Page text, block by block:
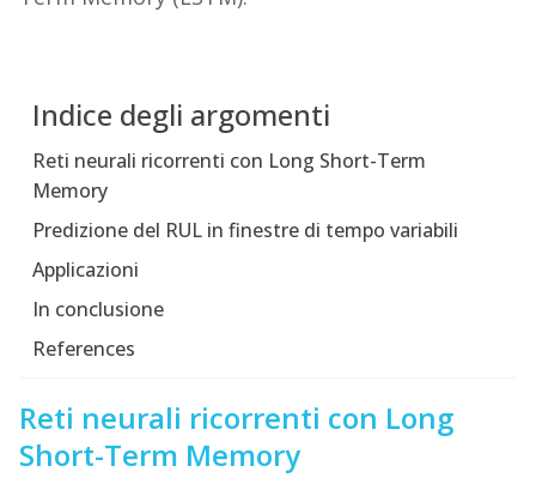
Indice degli argomenti
Reti neurali ricorrenti con Long Short-Term
Memory
Predizione del RUL in finestre di tempo variabili
Applicazioni
In conclusione
References
Reti neurali ricorrenti con Long
Short-Term Memory